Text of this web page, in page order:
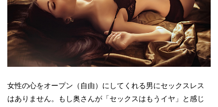
女性の心をオープン（自由）にしてくれる男にセックスレス
はありません。もし奥さんが「セックスはもうイヤ」と感じ